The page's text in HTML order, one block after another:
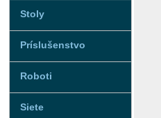
Stoly
Príslušenstvo
Roboti
Siete